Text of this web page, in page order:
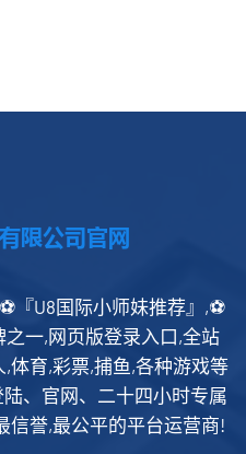
『U8国际小师妹推荐』,⚽️
一,网页版登录入口,全站
体育,彩票,捕鱼,各种游戏等
、官网、二十四小时专属
信誉,最公平的平台运营商!